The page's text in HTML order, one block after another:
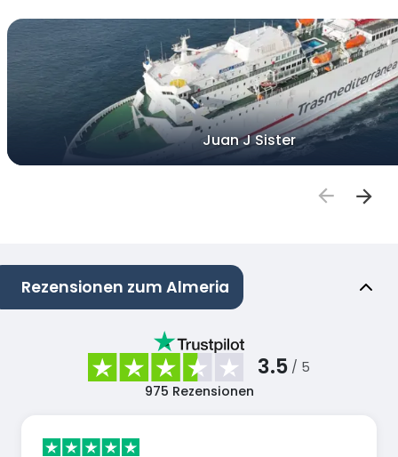
Juan J Sister
Rezensionen zum Almeria
3.5 / 5
975 Rezensionen